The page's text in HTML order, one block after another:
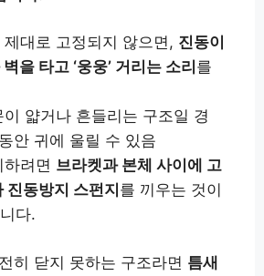
제대로 고정되지 않으면, 진동이
을 타고 ‘웅웅’ 거리는 소리 를
이 얇거나 흔들리는 구조일 경
안 귀에 울릴 수 있음
려면 브라켓과 본체 사이에 고
진동방지 스펀지 를 끼우는 것이
다.
히 닫지 못하는 구조라면 틈새